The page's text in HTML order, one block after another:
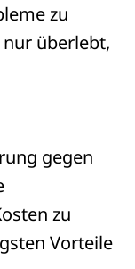
zu
überlebt,
gegen
zu
Vorteile